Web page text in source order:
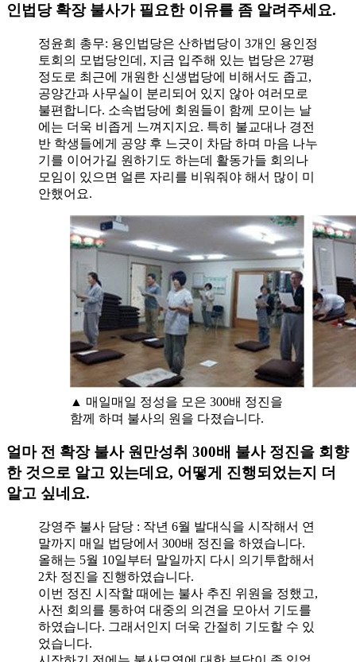
인법당 확장 불사가 필요한 이유를 좀 알려주세요.
정윤희 총무: 용인법당은 산하법당이 3개인 용인정
토회의 모법당인데, 지금 입주해 있는 법당은 27평
정도로 최근에 개원한 신생법당에 비해서도 좁고,
공양간과 사무실이 분리되어 있지 않아 여러모로
불편합니다. 소속법당에 회원들이 함께 모이는 날
에는 더욱 비좁게 느껴지지요. 특히 불교대나 경전
반 학생들에게 공양 후 느긋이 차담 하며 마음 나누
기를 이어가길 원하기도 하는데 활동가들 회의나
모임이 있으면 얼른 자리를 비워줘야 해서 많이 미
안했어요.
▲ 매일매일 정성을 모은 300배 정진을
함께 하며 불사의 원을 다졌습니다.
얼마 전 확장 불사 원만성취 300배 불사 정진을 회향
한 것으로 알고 있는데요, 어떻게 진행되었는지 더
알고 싶네요.
강영주 불사 담당 : 작년 6월 발대식을 시작해서 연
말까지 매일 법당에서 300배 정진을 하였습니다.
올해는 5월 10일부터 말일까지 다시 의기투합해서
2차 정진을 진행하였습니다.
이번 정진 시작할 때에는 불사 추진 위원을 정했고,
사전 회의를 통하여 대중의 의견을 모아서 기도를
하였습니다. 그래서인지 더욱 간절히 기도할 수 있
었습니다.